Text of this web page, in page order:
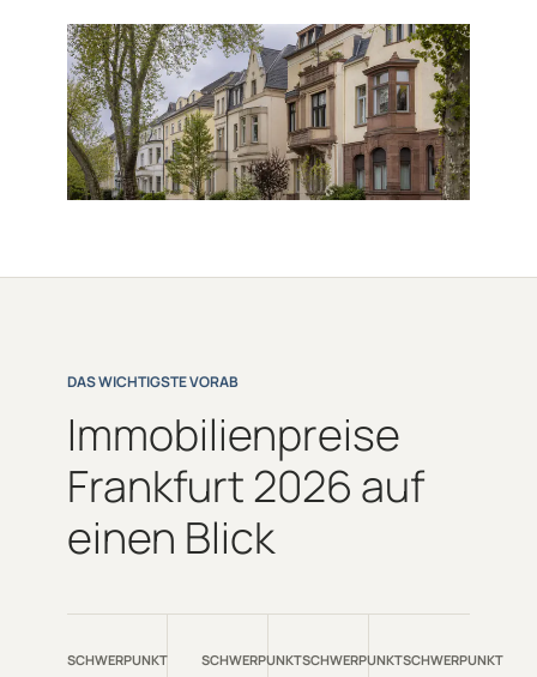
DAS WICHTIGSTE VORAB
Immobilienpreise
Frankfurt 2026 auf
einen Blick
SCHWERPUNKT SCHWERPUNKTSCHWERPUNKTSCHWERPUNKT